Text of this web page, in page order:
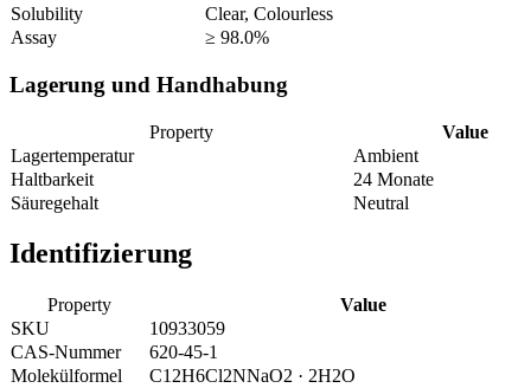
Solubility
Clear, Colourless
Assay
≥ 98.0%
Lagerung und Handhabung
Property
Value
Lagertemperatur
Ambient
Haltbarkeit
24 Monate
Säuregehalt
Neutral
Identifizierung
Property
Value
SKU
10933059
CAS-Nummer
620-45-1
Molekülformel
C12H6Cl2NNaO2 · 2H2O